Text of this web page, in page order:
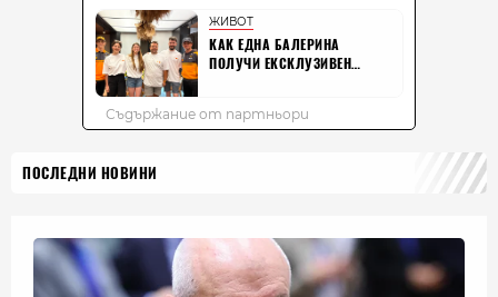
ПОСЛЕДНИ НОВИНИ